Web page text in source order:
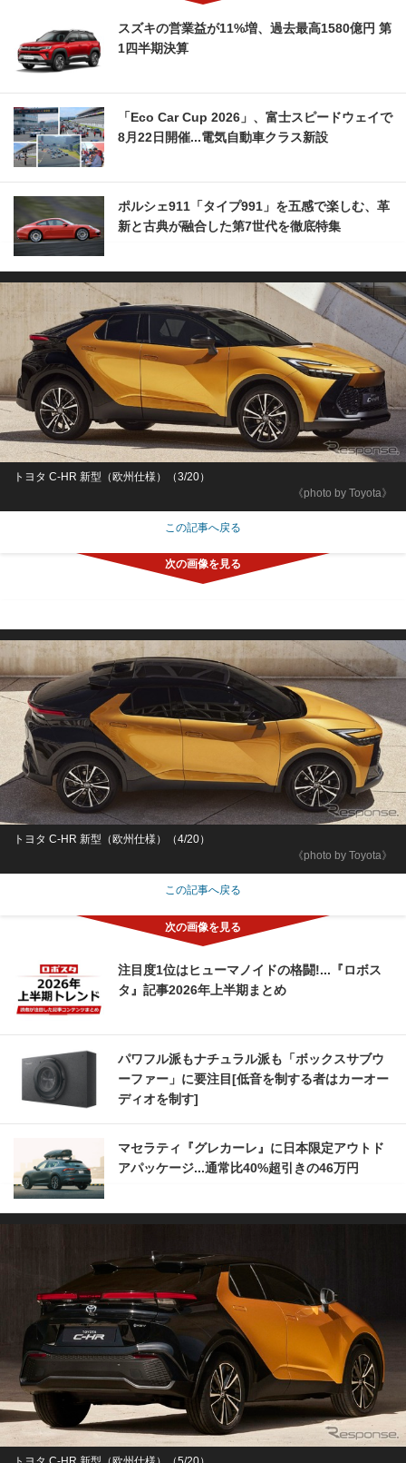
スズキの営業益が11%増、過去最高1580億円 第
1四半期決算
「Eco Car Cup 2026」、富士スピードウェイで
8月22日開催...電気自動車クラス新設
ポルシェ911「タイプ991」を五感で楽しむ、革
新と古典が融合した第7世代を徹底特集
《photo by Toyota》
トヨタ C-HR 新型（欧州仕様）（3/20）
この記事へ戻る
《photo by Toyota》
トヨタ C-HR 新型（欧州仕様）（4/20）
この記事へ戻る
注目度1位はヒューマノイドの格闘!...『ロボス
タ』記事2026年上半期まとめ
パワフル派もナチュラル派も「ボックスサブウ
ーファー」に要注目[低音を制する者はカーオー
ディオを制す]
マセラティ『グレカーレ』に日本限定アウトド
アパッケージ...通常比40%超引きの46万円